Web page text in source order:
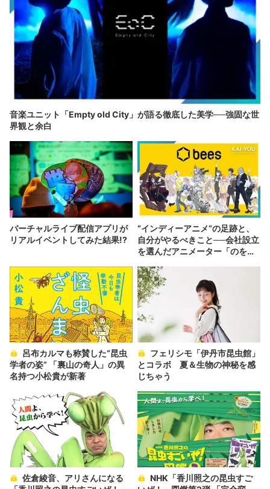
音楽ユニット「Empty old City」が語る徹底した美学──強固な世
界観と余白
バーチャルライブ配信アプリが
リアルイベントしてみた結果!?
“インディーアニメ“の足跡と、
自分がやるべきこと──会社設立
を選んだアニメーター「のを
学者の姿” 「裏山の奇人」の異
名持つ小松貴が新著
とコラボ 夏＆生物の神秘を感
じちゃう